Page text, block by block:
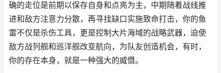
确的走位是前期以保存自身和点亮为主，中期随着战线推
进和敌方注意力分散，再寻找缺口实施致命打击，你的鱼
雷不仅是杀伤工具，更是控制大片海域的战略武器，迫使
敌方战列舰和巡洋舰改变航向，为队友创造机会，有时，
你的存在本身，就是一种强大的威慑。